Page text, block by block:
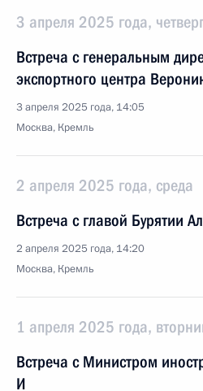
3 апреля 2025 года,
Встреча с генеральным
экспортного центра
3 апреля 2025 года, 14:05
Москва, Кремль
2 апреля 2025 года, среда
Встреча с главой Бурятии
2 апреля 2025 года, 14:20
Москва, Кремль
1 апреля 2025 года,
Встреча с Министром
И